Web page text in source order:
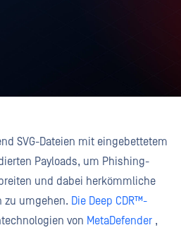
SVG-Dateien mit eingebettetem
Payloads, um Phishing-
und dabei herkömmliche
zu umgehen. Die Deep CDR™-
von MetaDefender ,